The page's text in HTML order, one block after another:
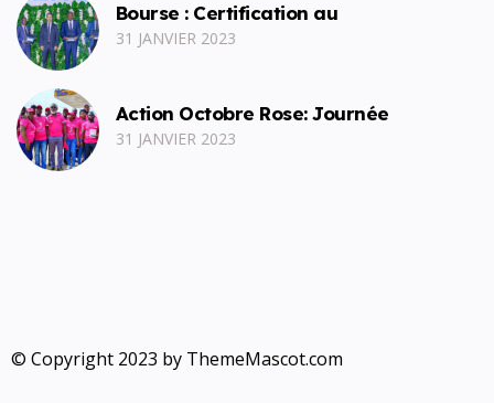
Bourse : Certification au
31 JANVIER 2023
Action Octobre Rose: Journée
31 JANVIER 2023
© Copyright 2023 by ThemeMascot.com